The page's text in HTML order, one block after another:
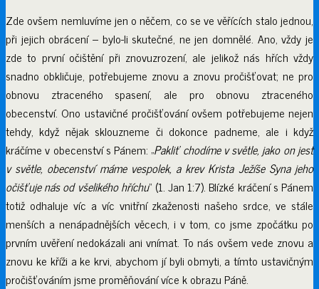
Zde ovšem nemluvíme jen o něčem, co se ve věřících stalo jednou,
při jejich obrácení – bylo-li skutečné, ne jen domnělé. Ano, vždy je
zde to první očištění při znovuzrození, ale jelikož nás hřích vždy
snadno obkličuje, potřebujeme znovu a znovu pročišťovat; ne pro
obnovu ztraceného spasení, ale pro obnovu ztraceného
obecenství. Ono ustavičné pročišťování ovšem potřebujeme nejen
tehdy, když nějak sklouzneme či dokonce padneme, ale i když
kráčíme v obecenství s Pánem: „Pakliť chodíme v světle, jako on jest
v světle, obecenství máme vespolek, a krev Krista Ježíše Syna jeho
očišťuje nás od všelikého hříchu“ (1. Jan 1:7). Blízké kráčení s Pánem
totiž odhaluje víc a víc vnitřní zkaženosti našeho srdce, ve stále
menších a nenápadnějších věcech, i v tom, co jsme zpočátku po
prvním uvěření nedokázali ani vnímat. To nás ovšem vede znovu a
znovu ke kříži a ke krvi, abychom jí byli obmyti, a tímto ustavičným
pročišťováním jsme proměňování více k obrazu Páně.